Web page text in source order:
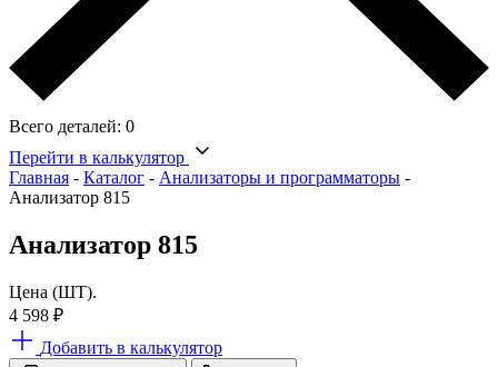
Всего деталей: 0
Перейти в калькулятор
Главная - Каталог - Анализаторы и программаторы -
Анализатор 815
Анализатор 815
Цена (ШТ).
4 598 ₽
Добавить в калькулятор